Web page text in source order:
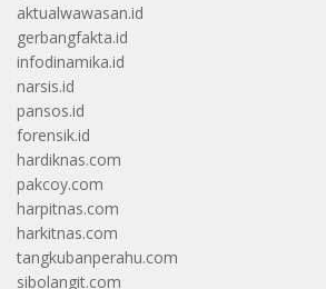
aktualwawasan.id
gerbangfakta.id
infodinamika.id
narsis.id
pansos.id
forensik.id
hardiknas.com
pakcoy.com
harpitnas.com
harkitnas.com
tangkubanperahu.com
sibolangit.com